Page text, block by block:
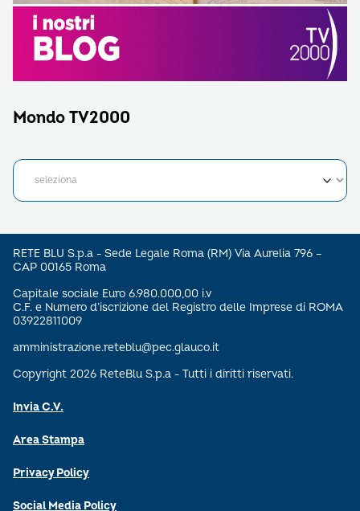
Mondo TV2000
RETE BLU S.p.a - Sede Legale Roma (RM) Via Aurelia 796 –
CAP 00165 Roma
Capitale sociale Euro 6.980.000,00 i.v
C.F. e Numero d’iscrizione del Registro delle Imprese di ROMA
03922811009
amministrazione.reteblu@pec.glauco.it
Copyright 2026 ReteBlu S.p.a - Tutti i diritti riservati.
Invia C.V.
Area Stampa
Privacy Policy
Social Media Policy